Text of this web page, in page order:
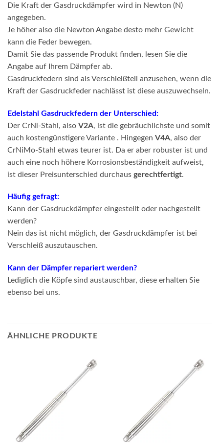
Die Kraft der Gasdruckdämpfer wird in Newton (N)
angegeben.
Je höher also die Newton Angabe desto mehr Gewicht
kann die Feder bewegen.
Damit Sie das passende Produkt finden, lesen Sie die
Angabe auf Ihrem Dämpfer ab.
Gasdruckfedern sind als Verschleißteil anzusehen, wenn die
Kraft der Gasdruckfeder nachlässt ist diese auszuwechseln.
Edelstahl Gasdruckfedern der Unterschied:
Der CrNi-Stahl, also V2A, ist die gebräuchlichste und somit
auch kostengünstigere Variante . Hingegen V4A, also der
CrNiMo-Stahl etwas teurer ist. Da er aber robuster ist und
auch eine noch höhere Korrosionsbeständigkeit aufweist,
ist dieser Preisunterschied durchaus gerechtfertigt.
Häufig gefragt:
Kann der Gasdruckdämpfer eingestellt oder nachgestellt
werden?
Nein das ist nicht möglich, der Gasdruckdämpfer ist bei
Verschleiß auszutauschen.
Kann der Dämpfer repariert werden?
Lediglich die Köpfe sind austauschbar, diese erhalten Sie
ebenso bei uns.
ÄHNLICHE PRODUKTE